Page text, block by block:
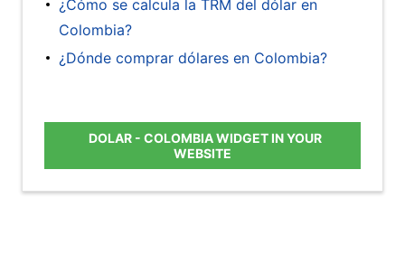
¿Cómo se calcula la TRM del dólar en
Colombia?
¿Dónde comprar dólares en Colombia?
DOLAR - COLOMBIA WIDGET IN YOUR
WEBSITE